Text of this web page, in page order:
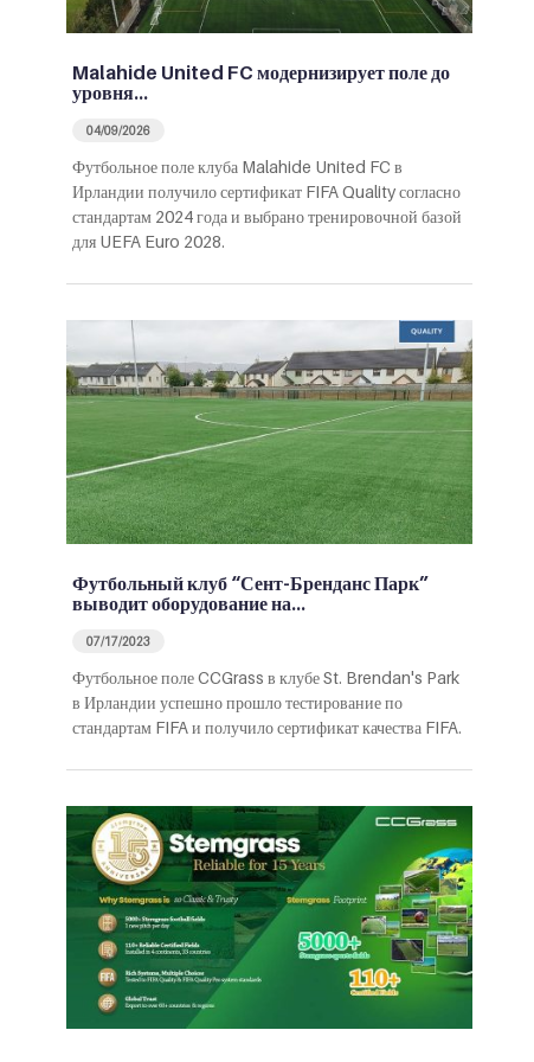
Malahide United FC модернизирует поле до
уровня…
04/09/2026
Футбольное поле клуба Malahide United FC в
Ирландии получило сертификат FIFA Quality согласно
стандартам 2024 года и выбрано тренировочной базой
для UEFA Euro 2028.
Футбольный клуб “Сент-Бренданс Парк”
выводит оборудование на…
07/17/2023
Футбольное поле CCGrass в клубе St. Brendan's Park
в Ирландии успешно прошло тестирование по
стандартам FIFA и получило сертификат качества FIFA.